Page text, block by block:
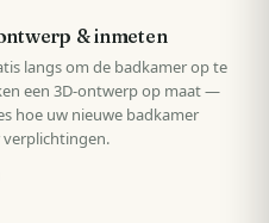
& inmeten
langs om de badkamer op te
een 3D-ontwerp op maat —
hoe uw nieuwe badkamer